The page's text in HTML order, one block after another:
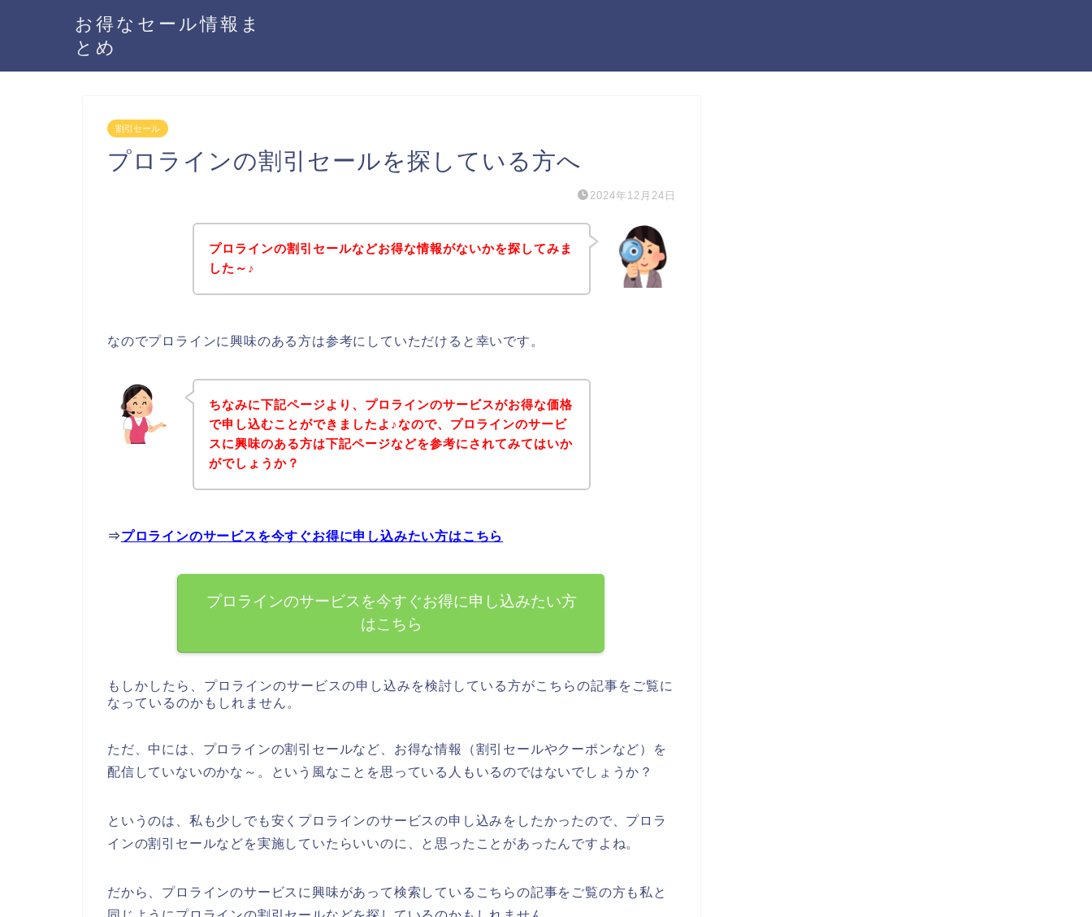
お得なセール情報ま
とめ
割引セール
プロラインの割引セールを探している方へ
2024年12月24日
プロラインの割引セールなどお得な情報がないかを探してみま
した～♪
なのでプロラインに興味のある方は参考にしていただけると幸いです。
ちなみに下記ページより、プロラインのサービスがお得な価格
で申し込むことができましたよ♪なので、プロラインのサービ
スに興味のある方は下記ページなどを参考にされてみてはいか
がでしょうか？
⇒プロラインのサービスを今すぐお得に申し込みたい方はこちら
プロラインのサービスを今すぐお得に申し込みたい方
はこちら
もしかしたら、プロラインのサービスの申し込みを検討している方がこちらの記事をご覧に
なっているのかもしれません。
ただ、中には、プロラインの割引セールなど、お得な情報（割引セールやクーポンなど）を
配信していないのかな～。という風なことを思っている人もいるのではないでしょうか？
というのは、私も少しでも安くプロラインのサービスの申し込みをしたかったので、プロラ
インの割引セールなどを実施していたらいいのに、と思ったことがあったんですよね。
だから、プロラインのサービスに興味があって検索しているこちらの記事をご覧の方も私と